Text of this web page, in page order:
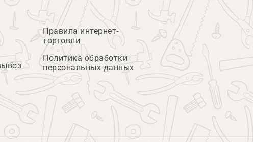
Правила интернет-
торговли
Политика обработки
персональных данных